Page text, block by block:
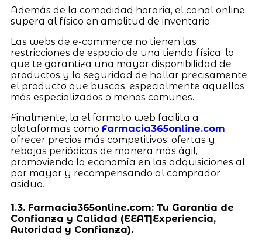
Además de la comodidad horaria, el canal online
supera al físico en amplitud de inventario.
Las webs de e-commerce no tienen las
restricciones de espacio de una tienda física, lo
que te garantiza una mayor disponibilidad de
productos y la seguridad de hallar precisamente
el producto que buscas, especialmente aquellos
más especializados o menos comunes.
Finalmente, la el formato web facilita a
plataformas como Farmacia365online.com
ofrecer precios más competitivos, ofertas y
rebajas periódicas de manera más ágil,
promoviendo la economía en las adquisiciones al
por mayor y recompensando al comprador
asiduo.
1.3. Farmacia365online.com: Tu Garantía de
Confianza y Calidad (EEAT|Experiencia,
Autoridad y Confianza).